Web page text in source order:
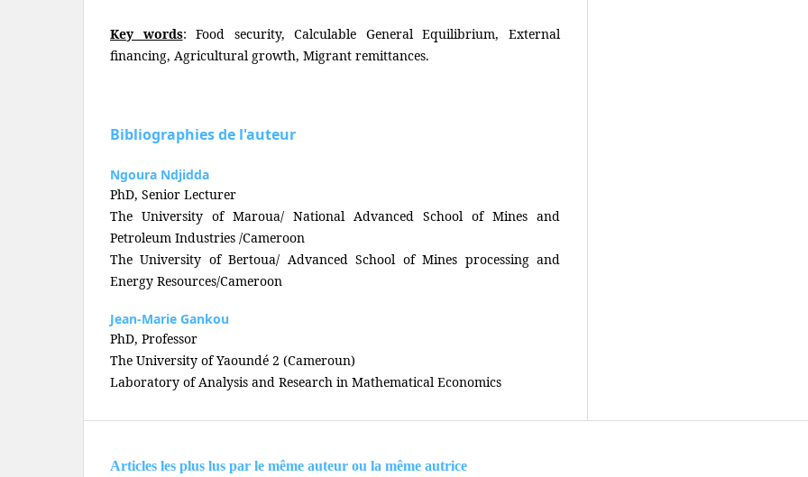
Key words: Food security, Calculable General Equilibrium, External
financing, Agricultural growth, Migrant remittances.
Bibliographies de l'auteur
Ngoura Ndjidda
PhD, Senior Lecturer
The University of Maroua/ National Advanced School of Mines and
Petroleum Industries /Cameroon
The University of Bertoua/ Advanced School of Mines processing and
Energy Resources/Cameroon
Jean-Marie Gankou
PhD, Professor
The University of Yaoundé 2 (Cameroun)
Laboratory of Analysis and Research in Mathematical Economics
Articles les plus lus par le même auteur ou la même autrice